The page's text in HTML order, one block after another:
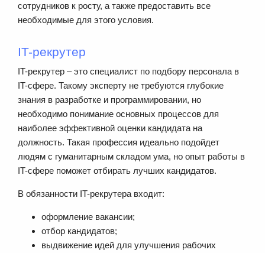
сотрудников к росту, а также предоставить все
необходимые для этого условия.
IT-рекрутер
IT-рекрутер – это специалист по подбору персонала в
IT-сфере. Такому эксперту не требуются глубокие
знания в разработке и программировании, но
необходимо понимание основных процессов для
наиболее эффективной оценки кандидата на
должность. Такая профессия идеально подойдет
людям с гуманитарным складом ума, но опыт работы в
IT-сфере поможет отбирать лучших кандидатов.
В обязанности IT-рекрутера входит:
оформление вакансии;
отбор кандидатов;
выдвижение идей для улучшения рабочих